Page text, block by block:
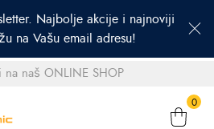
Najbolje akcije i najnoviji
na Vašu email adresu!
na naš ONLINE SHOP
0